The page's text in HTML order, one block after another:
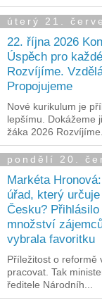
úterý 21.
22. října 2026
Úspěch pro
Rozvíjíme.
Propojujeme
Nové kurikulum je
lepšímu. Dokážeme
žáka 2026 Rozvíjíme.
pondělí 20.
Markéta
úřad, který
Česku?
množství
vybrala favoritku
Příležitost o reformě
pracovat. Tak
ředitele Národníh...